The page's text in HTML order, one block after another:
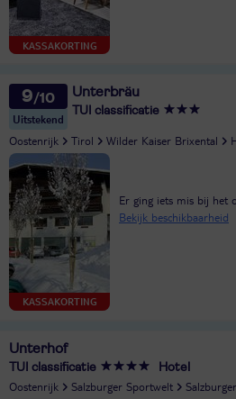
KASSAKORTING
9
Uitstekend
Unterbräu
TUI classificatie
Oostenrijk Tirol Wilder Kaiser Brixental
KASSAKORTING
Er ging iets mis bij het
Bekijk beschikbaarheid
Unterhof
TUI classificatie Hotel
Oostenrijk Salzburger Sportwelt